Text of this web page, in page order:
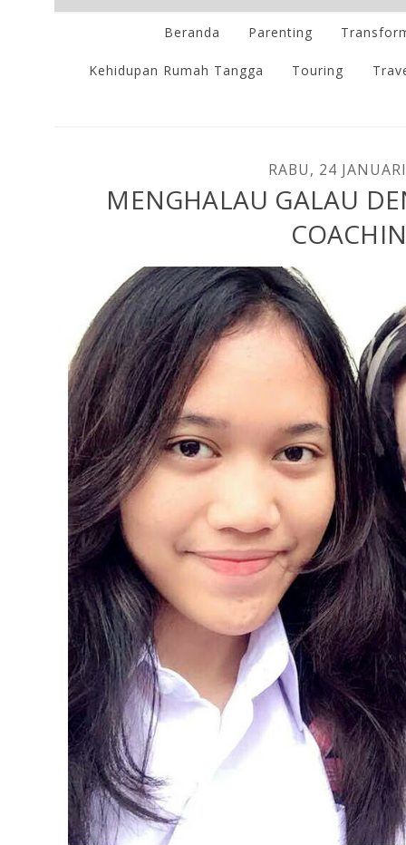
Beranda Parenting
Kehidupan Rumah Tangga Touring
RABU, 24
MENGHALAU GALAU